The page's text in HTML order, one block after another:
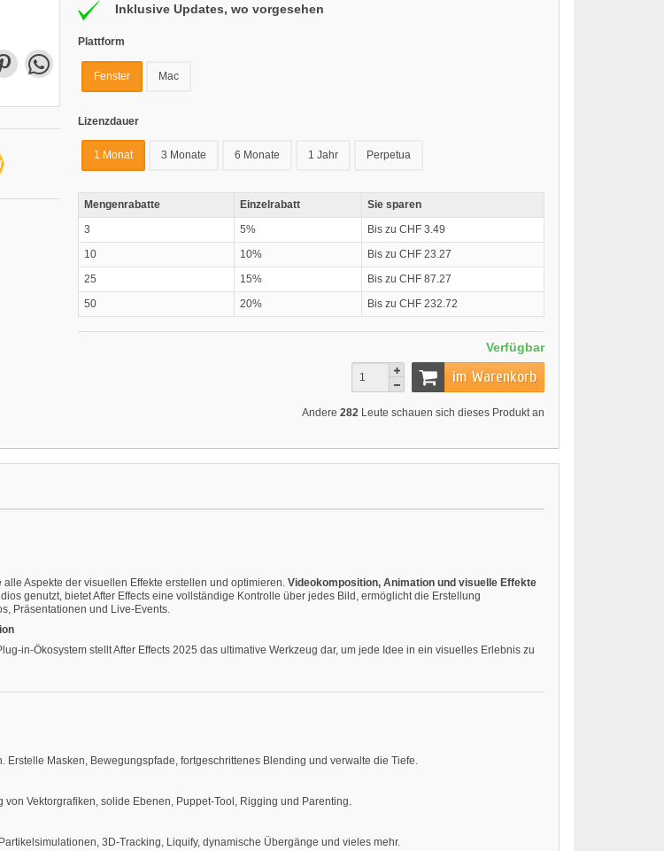
Inklusive Updates, wo vorgesehen
Plattform
Fenster Mac
Lizenzdauer
1 Monat 3 Monate 6 Monate 1 Jahr Perpetua
Mengenrabatte Einzelrabatt
Sie sparen
3
5%
Bis zu CHF 3.49
10
10%
Bis zu CHF 23.27
25
15%
Bis zu CHF 87.27
50
20% Bis zu CHF 232.72
Verfügbar
im Warenkorb
Andere 282 Leute schauen sich dieses Produkt an
Aspekte der visuellen Effekte erstellen und optimieren. Videokomposition, Animation und visuelle Effekte
genutzt, bietet After Effects eine vollständige Kontrolle über jedes Bild, ermöglicht die Erstellung
Präsentationen und Live-Events.
in-Ökosystem stellt After Effects 2025 das ultimative Werkzeug dar, um jede Idee in ein visuelles Erlebnis zu
Masken, Bewegungspfade, fortgeschrittenes Blending und verwalte die Tiefe.
Vektorgrafiken, solide Ebenen, Puppet-Tool, Rigging und Parenting.
3D-Tracking, Liquify, dynamische Übergänge und vieles mehr.